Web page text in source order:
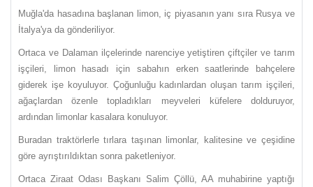
Muğla'da hasadına başlanan limon, iç piyasanın yanı sıra Rusya ve
İtalya'ya da gönderiliyor.
Ortaca ve Dalaman ilçelerinde narenciye yetiştiren çiftçiler ve tarım
işçileri, limon hasadı için sabahın erken saatlerinde bahçelere
giderek işe koyuluyor. Çoğunluğu kadınlardan oluşan tarım işçileri,
ağaçlardan özenle topladıkları meyveleri küfelere dolduruyor,
ardından limonlar kasalara konuluyor.
Buradan traktörlerle tırlara taşınan limonlar, kalitesine ve çeşidine
göre ayrıştırıldıktan sonra paketleniyor.
Ortaca Ziraat Odası Başkanı Salim Çöllü, AA muhabirine yaptığı